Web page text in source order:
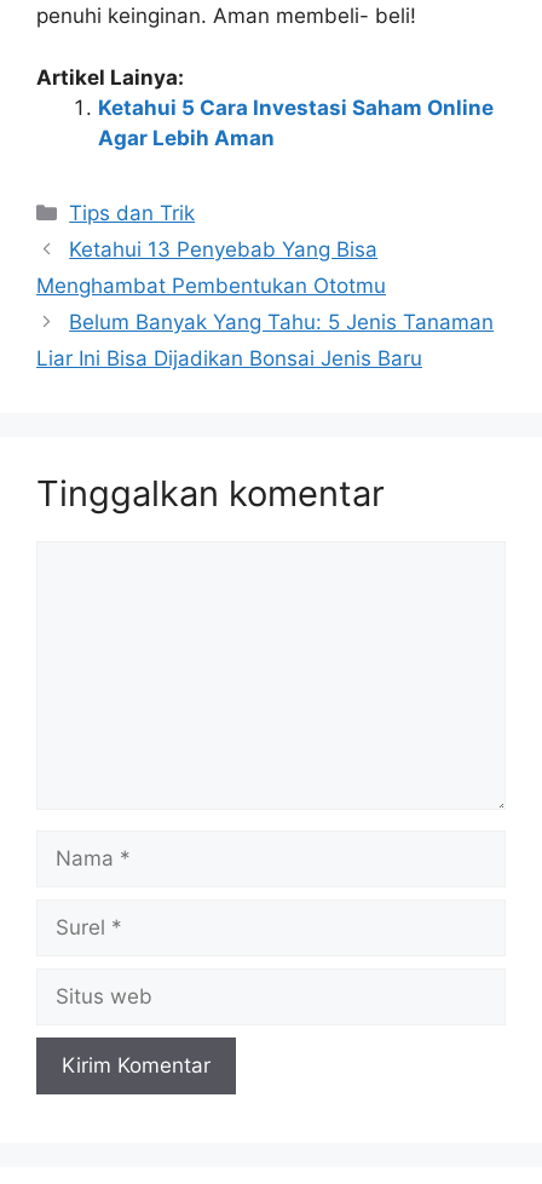
penuhi keinginan. Aman membeli- beli!
Artikel Lainya:
Ketahui 5 Cara Investasi Saham Online
Agar Lebih Aman
Kategori
Tips dan Trik
Ketahui 13 Penyebab Yang Bisa
Menghambat Pembentukan Ototmu
Belum Banyak Yang Tahu: 5 Jenis Tanaman
Liar Ini Bisa Dijadikan Bonsai Jenis Baru
Tinggalkan komentar
web